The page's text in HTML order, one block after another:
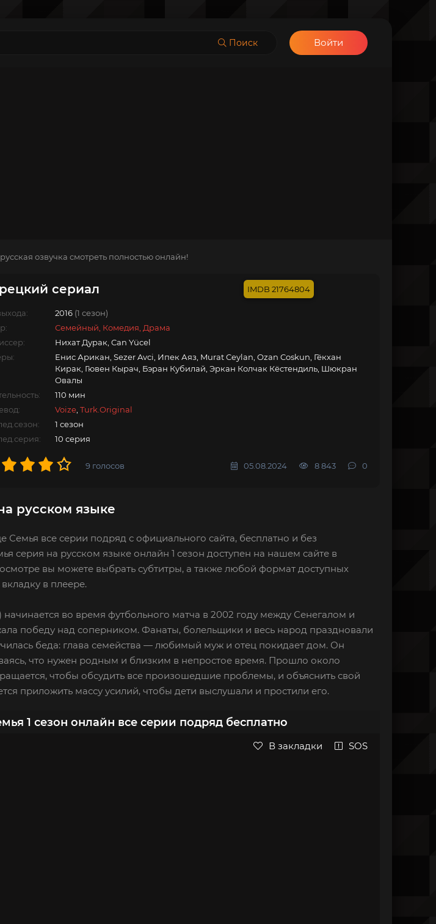
Поиск Войти
русская озвучка смотреть полностью онлайн!
сериал 21764804
2016 (1 сезон)
Семейный, Комедия, Драма
Нихат Дурак, Can Yücel
Енис Арикан, Sezer Avci, Ипек Аяз, Murat Ceylan, Ozan Coskun, Гёкхан
Кирак, Гювен Кырач, Бэран Кубилай, Эркан Колчак Кёстендиль, Шюкран
Овалы
110 мин
Voize Turk.Original
1 сезон
10 серия
9 голосов 05.08.2024 8 843 0
русском языке
Семья все серии подряд с официального сайта, бесплатно и без
серия на русском языке онлайн 1 сезон доступен на нашем сайте в
вы можете выбрать субтитры, а также любой формат доступных
в плеере.
начинается во время футбольного матча в 2002 году между Сенегалом и
победу над соперником. Фанаты, болельщики и весь народ праздновали
беда: глава семейства — любимый муж и отец покидает дом. Он
что нужен родным и близким в непростое время. Прошло около
чтобы обсудить все произошедшие проблемы, и объяснить свой
приложить массу усилий, чтобы дети выслушали и простили его.
1 сезон онлайн все серии подряд бесплатно
В закладки SOS